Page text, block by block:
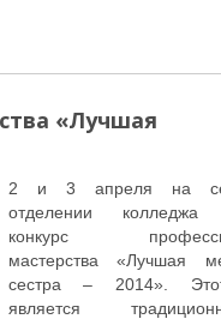
«Лучшая
2 и 3 апреля на
отделении колледжа
конкурс
мастерства «Лучшая
сестра – 2014».
является